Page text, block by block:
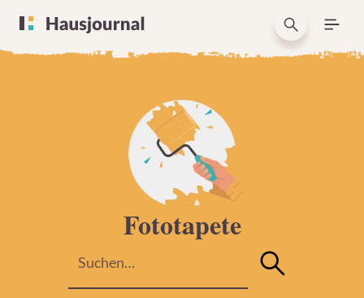
Fototapete